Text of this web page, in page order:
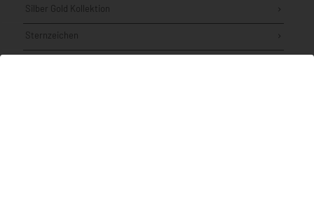
Silber Gold Kollektion
Sternzeichen